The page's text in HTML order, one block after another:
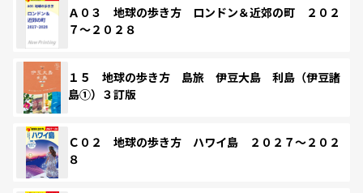
Ａ０３ 地球の歩き方 ロンドン＆近郊の町 ２０２
７～２０２８
１５ 地球の歩き方 島旅 伊豆大島 利島（伊豆諸
島①）３訂版
Ｃ０２ 地球の歩き方 ハワイ島 ２０２７～２０２
８